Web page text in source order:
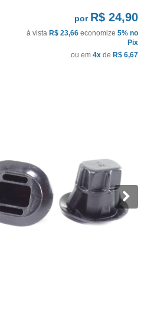
por R$ 24,90
à vista R$ 23,66 economize 5% no
Pix
ou em 4x de R$ 6,67